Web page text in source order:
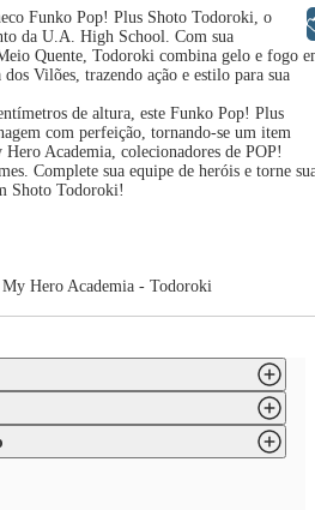
Funko Pop! Plus Shoto Todoroki, o
da U.A. High School. Com sua
Quente, Todoroki combina gelo e fogo
Vilões, trazendo ação e estilo para sua
de altura, este Funko Pop! Plus
com perfeição, tornando-se um item
Academia, colecionadores de POP!
Complete sua equipe de heróis e torne
Shoto Todoroki!
Hero Academia - Todoroki
Libras